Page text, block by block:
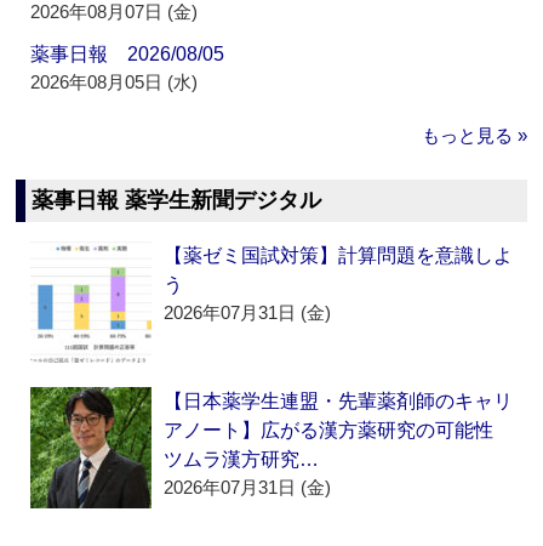
2026年08月07日 (金)
薬事日報 2026/08/05
2026年08月05日 (水)
もっと見る »
薬事日報 薬学生新聞デジタル
【薬ゼミ国試対策】計算問題を意識しよ
う
2026年07月31日 (金)
【日本薬学生連盟・先輩薬剤師のキャリ
アノート】広がる漢方薬研究の可能性
ツムラ漢方研究…
2026年07月31日 (金)